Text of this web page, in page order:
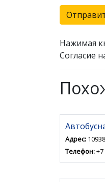
Нажимая
Согласие
Адрес:
Телефон:+7